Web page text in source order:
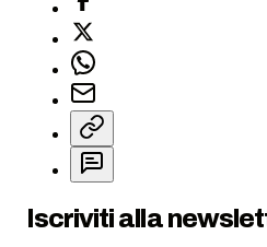
Iscriviti alla